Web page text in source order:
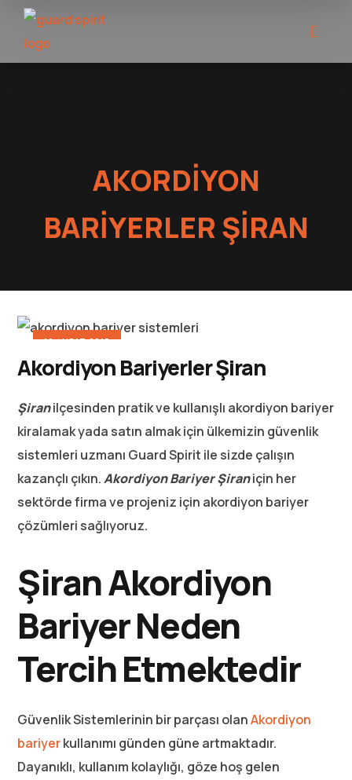
AKORDIYON
BARIYERLER ŞIRAN
19 ŞUBAT 2017
Akordiyon Bariyerler Şiran
Şiranilçesinden pratik ve kullanışlı akordiyon bariyer
kiralamak yada satın almak için ülkemizin güvenlik
sistemleri uzmanı Guard Spirit ile sizde çalışın
kazançlı çıkın.Akordiyon Bariyer Şiraniçin her
sektörde firma ve projeniz için akordiyon bariyer
çözümleri sağlıyoruz.
Şiran Akordiyon
Bariyer Neden
Tercih Etmektedir
Güvenlik Sistemlerinin bir parçası olanAkordiyon
bariyerkullanımı günden güne artmaktadır.
Dayanıklı, kullanım kolaylığı, göze hoş gelen